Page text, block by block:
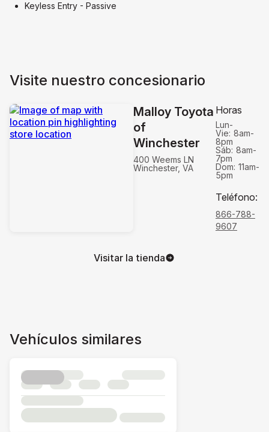
Keyless Entry - Passive
Visite nuestro concesionario
Malloy Toyota
of
Winchester
400 Weems LN
Winchester, VA
Horas
Lun-
Vie: 8am-
8pm
Sáb: 8am-
7pm
Dom: 11am-
5pm
Teléfono:
866-788-
9607
Visitar la tienda
Vehículos similares